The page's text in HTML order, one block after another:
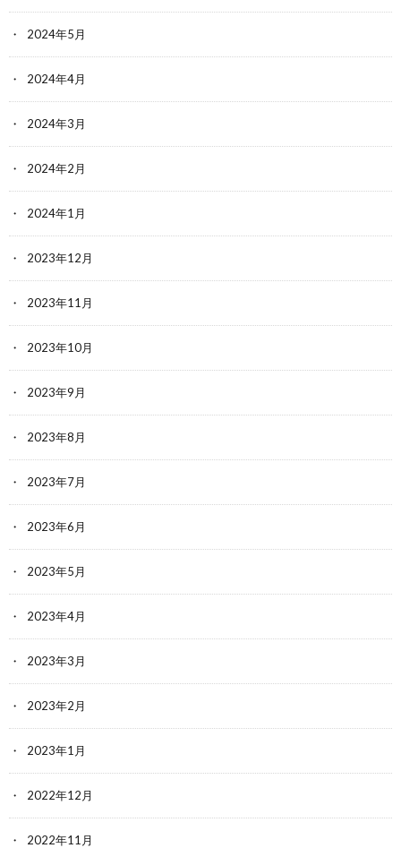
2024年5月
2024年4月
2024年3月
2024年2月
2024年1月
2023年12月
2023年11月
2023年10月
2023年9月
2023年8月
2023年7月
2023年6月
2023年5月
2023年4月
2023年3月
2023年2月
2023年1月
2022年12月
2022年11月